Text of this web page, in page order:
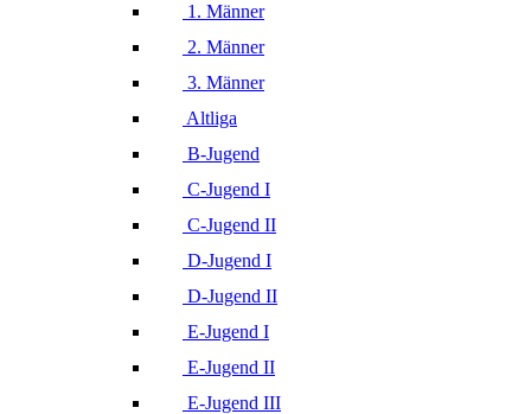
1. Männer
2. Männer
3. Männer
Altliga
B-Jugend
C-Jugend I
C-Jugend II
D-Jugend I
D-Jugend II
E-Jugend I
E-Jugend II
E-Jugend III